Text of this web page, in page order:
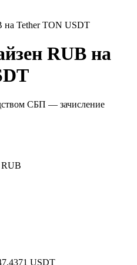
Tether TON USDT
RUB на
СБП — зачисление
RUB
USDT